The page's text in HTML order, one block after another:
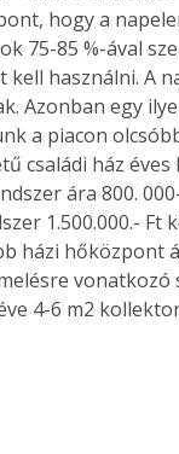
hogy a
75-85 %-ával
kell használni. A
Azonban egy
a piacon
családi ház
ára 800.
1.500.000.-
házi hőközpont
vonatkozó
4-6 m2